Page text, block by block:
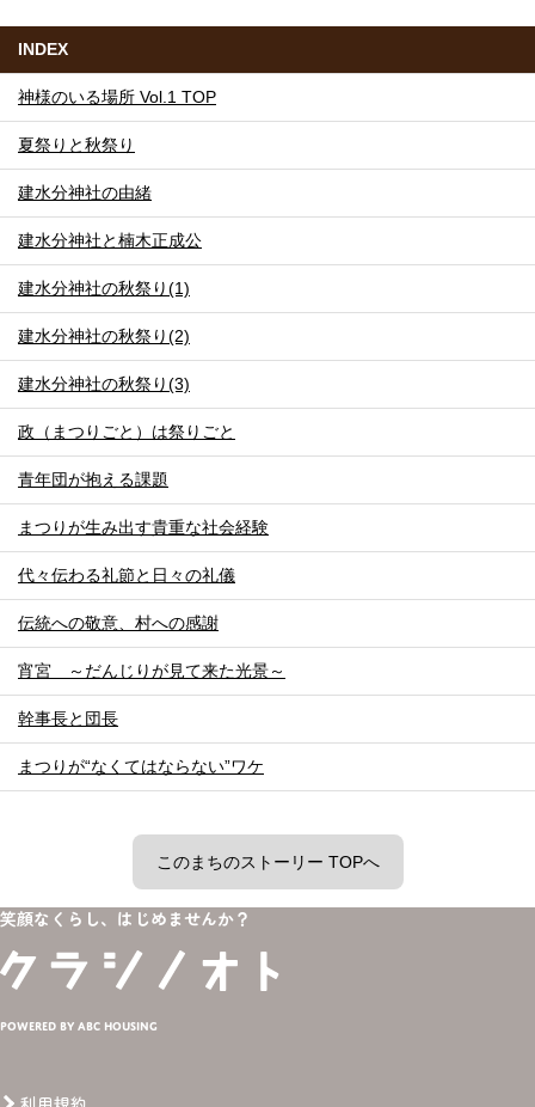
INDEX
神様のいる場所 Vol.1 TOP
夏祭りと秋祭り
建水分神社の由緒
建水分神社と楠木正成公
建水分神社の秋祭り(1)
建水分神社の秋祭り(2)
建水分神社の秋祭り(3)
政（まつりごと）は祭りごと
青年団が抱える課題
まつりが生み出す貴重な社会経験
代々伝わる礼節と日々の礼儀
伝統への敬意、村への感謝
宵宮 ～だんじりが見て来た光景～
幹事長と団長
まつりが“なくてはならない”ワケ
このまちのストーリー TOPへ
笑顔なくらし、はじめませんか？
Powered by ABC HOUSING